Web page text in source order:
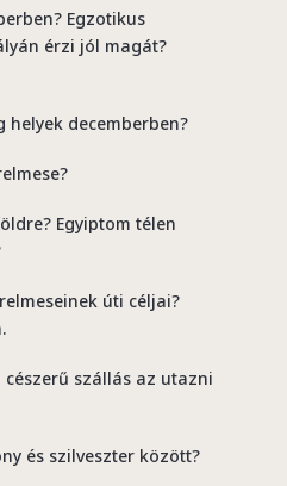
Egzotikus
érzi jól magát?
helyek decemberben?
Egyiptom télen
úti céljai?
szállás az utazni
és szilveszter között?